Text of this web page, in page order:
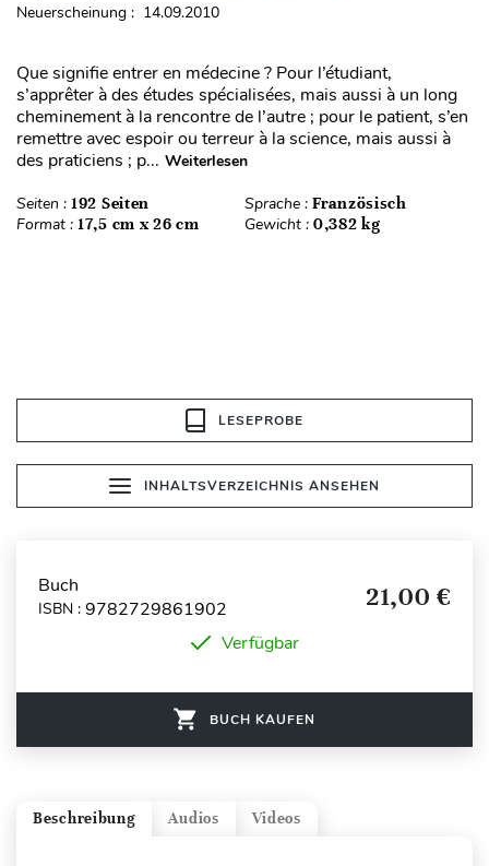
Neuerscheinung : 14.09.2010
Que signifie entrer en médecine ? Pour l’étudiant,
s’apprêter à des études spécialisées, mais aussi à un long
cheminement à la rencontre de l’autre ; pour le patient, s’en
remettre avec espoir ou terreur à la science, mais aussi à
des praticiens ; p... Weiterlesen
Seiten : 192 Seiten Sprache : Französisch
Format : 17,5 cm x 26 cm Gewicht : 0,382 kg
LESEPROBE
INHALTSVERZEICHNIS ANSEHEN
Buch
ISBN : 9782729861902 21,00 €
Verfügbar
BUCH KAUFEN
Videos
Audios
Beschreibung